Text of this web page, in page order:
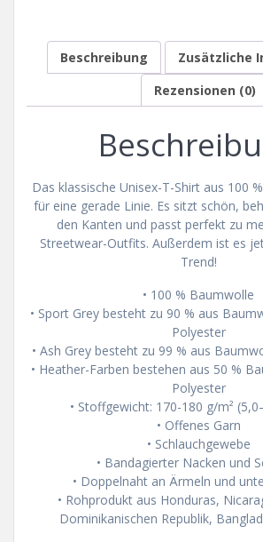
Beschreibung
Zusätzliche
Rezensionen (0)
Das klassische Unisex-T-Shirt aus 100
für eine gerade Linie. Es sitzt schön,
den Kanten und passt perfekt zu
Streetwear-Outfits. Außerdem ist es
Trend!
• 100 % Baumwolle
• Sport Grey besteht zu 90 % aus
Polyester
• Ash Grey besteht zu 99 % aus
• Heather-Farben bestehen aus 50 %
Polyester
• Stoffgewicht: 170-180 g/m²
• Offenes Garn
• Schlauchgewebe
• Bandagierter Nacken und
• Doppelnaht an Ärmeln und
• Rohprodukt aus Honduras,
Dominikanischen Republik,